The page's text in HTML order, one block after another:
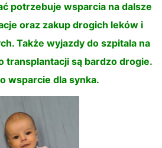
potrzebuje wsparcia na dalsze
oraz zakup drogich leków i
Także wyjazdy do szpitala na
transplantacji są bardzo drogie.
wsparcie dla synka.